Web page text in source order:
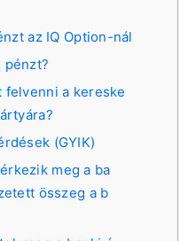
az IQ Option-nál
pénzt?
felvenni a kereske
(GYIK)
meg a ba
összeg a b